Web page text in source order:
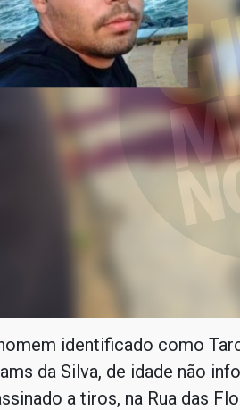
identificado como
da Silva, de idade não
a tiros, na Rua das